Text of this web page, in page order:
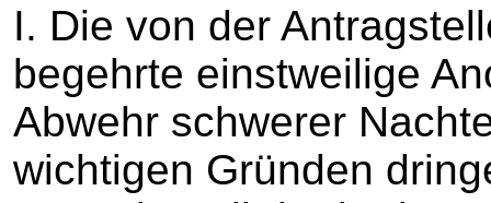
I. Die von der
begehrte einstweilige
Abwehr schwerer
wichtigen Gründen